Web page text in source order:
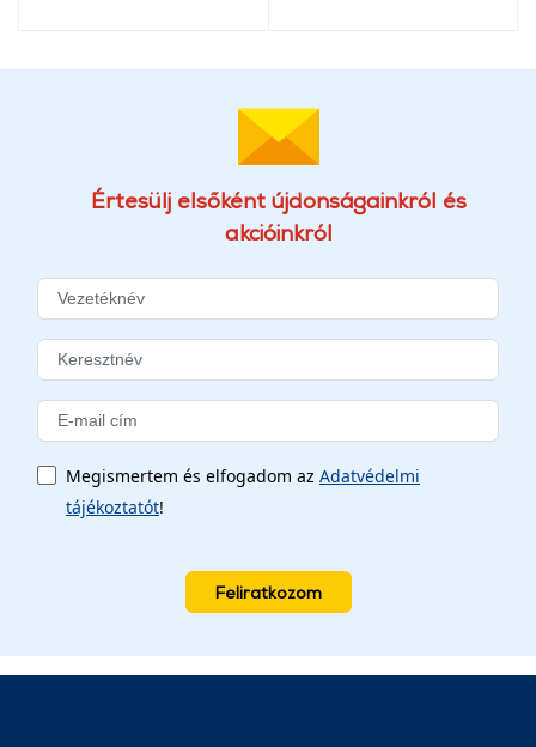
Értesülj elsőként újdonságainkról és
akcióinkról
Megismertem és elfogadom az Adatvédelmi
tájékoztatót!
Feliratkozom